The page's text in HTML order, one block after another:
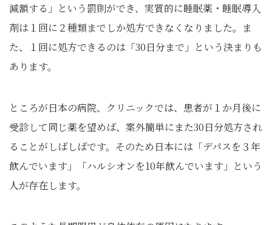
減額する」という罰則ができ、実質的に睡眠薬・睡眠導入
剤は１回に２種類までしか処方できなくなりました。ま
た、１回に処方できるのは「30日分まで」という決まりも
あります。
ところが日本の病院、クリニックでは、患者が１か月後に
受診して同じ薬を望めば、案外簡単にまた30日分処方され
ることがしばしばです。そのため日本には「デパスを３年
飲んでいます」「ハルシオンを10年飲んでいます」という
人が存在します。